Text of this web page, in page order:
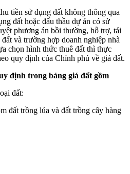
tiền sử dụng đất không thông qua
đất hoặc đấu thầu dự án có sử
phương án bồi thường, hỗ trợ, tái
và trường hợp doanh nghiệp nhà
chọn hình thức thuê đất thì thực
quy định của Chính phủ về giá đất.
định trong bảng giá đất gồm
đất:
đất trồng lúa và đất trồng cây hàng